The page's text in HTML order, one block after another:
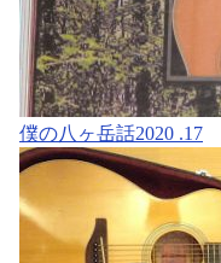
僕の八ヶ岳話2020 .17